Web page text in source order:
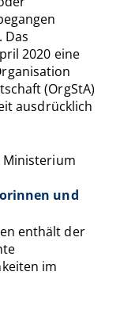
Das
2020 eine
(OrgStA)
ausdrücklich
Ministerium
und
enthält der
im